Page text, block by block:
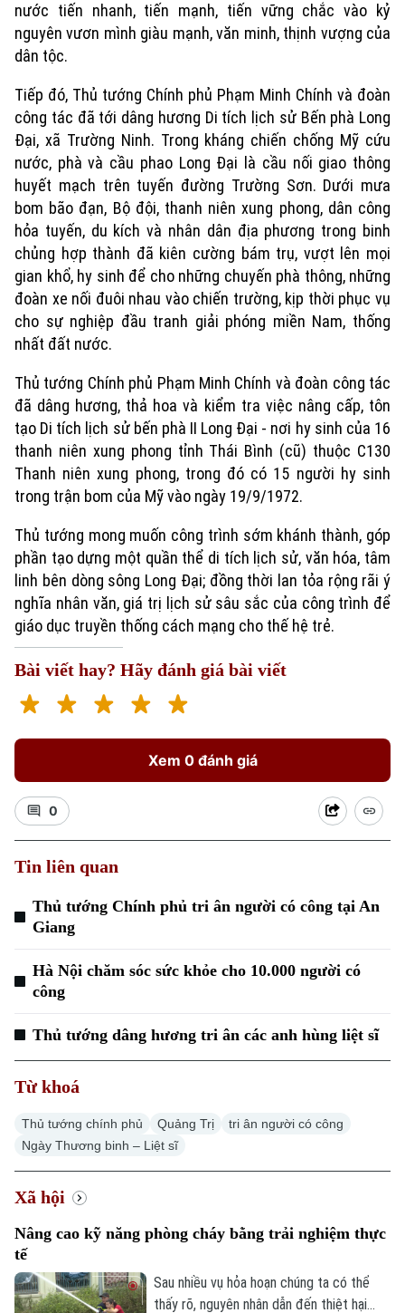
Xu hướng
Chuyên mục
Thời sự
Hà Nội
An ninh trật tự
Nhịp sống Hà Nội
Người Hà Nội
Thế giới
Tin tức
Kinh tế
nước tiến nhanh, tiến mạnh, tiến vững chắc vào kỷ
nguyên vươn mình giàu mạnh, văn minh, thịnh vượng của
dân tộc.
Tiếp đó, Thủ tướng Chính phủ Phạm Minh Chính và đoàn
công tác đã tới dâng hương Di tích lịch sử Bến phà Long
Đại, xã Trường Ninh. Trong kháng chiến chống Mỹ cứu
nước, phà và cầu phao Long Đại là cầu nối giao thông
huyết mạch trên tuyến đường Trường Sơn. Dưới mưa
bom bão đạn, Bộ đội, thanh niên xung phong, dân công
hỏa tuyến, du kích và nhân dân địa phương trong binh
chủng hợp thành đã kiên cường bám trụ, vượt lên mọi
gian khổ, hy sinh để cho những chuyến phà thông, những
đoàn xe nối đuôi nhau vào chiến trường, kịp thời phục vụ
cho sự nghiệp đầu tranh giải phóng miền Nam, thống
nhất đất nước.
Thủ tướng Chính phủ Phạm Minh Chính và đoàn công tác
đã dâng hương, thả hoa và kiểm tra việc nâng cấp, tôn
tạo Di tích lịch sử bến phà II Long Đại - nơi hy sinh của 16
thanh niên xung phong tỉnh Thái Bình (cũ) thuộc C130
Thanh niên xung phong, trong đó có 15 người hy sinh
trong trận bom của Mỹ vào ngày 19/9/1972.
Thủ tướng mong muốn công trình sớm khánh thành, góp
phần tạo dựng một quần thể di tích lịch sử, văn hóa, tâm
linh bên dòng sông Long Đại; đồng thời lan tỏa rộng rãi ý
nghĩa nhân văn, giá trị lịch sử sâu sắc của công trình để
giáo dục truyền thống cách mạng cho thế hệ trẻ.
Bài viết hay? Hãy đánh giá bài viết
Xem 0 đánh giá
0
Tin liên quan
Thủ tướng Chính phủ tri ân người có công tại An
Giang
Hà Nội chăm sóc sức khỏe cho 10.000 người có
công
Thủ tướng dâng hương tri ân các anh hùng liệt sĩ
Từ khoá
Thủ tướng chính phủ Quảng Trị
tri ân người có công
Ngày Thương binh – Liệt sĩ
Xã hội
Nâng cao kỹ năng phòng cháy bằng trải nghiệm thực
tế
Sau nhiều vụ hỏa hoạn chúng ta có thể
thấy rõ, nguyên nhân dẫn đến thiệt hại